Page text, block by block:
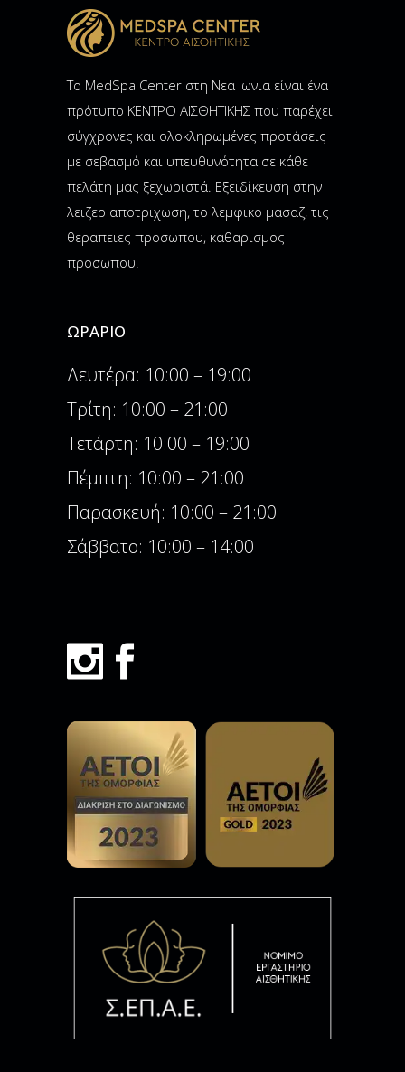
Το MedSpa Center στη Νεα Ιωνια είναι ένα
πρότυπο ΚΕΝΤΡΟ ΑΙΣΘΗΤΙΚΗΣ που παρέχει
σύγχρονες και ολοκληρωμένες προτάσεις
με σεβασμό και υπευθυνότητα σε κάθε
πελάτη μας ξεχωριστά. Εξειδίκευση στην
λειζερ αποτριχωση, το λεμφικο μασαζ, τις
θεραπειες προσωπου, καθαρισμος
προσωπου.
ΩΡΆΡΙΟ
Δευτέρα: 10:00 – 19:00
Τρίτη: 10:00 – 21:00
Τετάρτη: 10:00 – 19:00
Πέμπτη: 10:00 – 21:00
Παρασκευή: 10:00 – 21:00
Σάββατο: 10:00 – 14:00